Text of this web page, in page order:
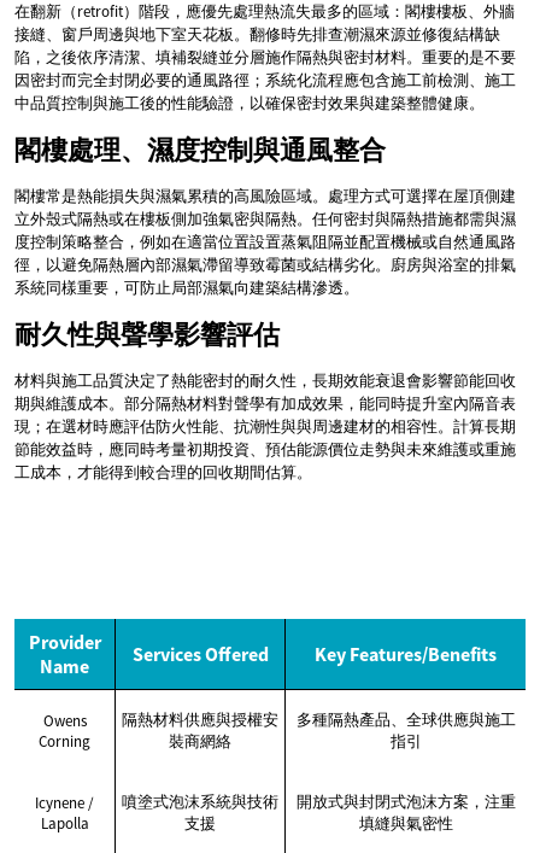
在翻新（retrofit）階段，應優先處理熱流失最多的區域：閣樓樓板、外牆
接縫、窗戶周邊與地下室天花板。翻修時先排查潮濕來源並修復結構缺
陷，之後依序清潔、填補裂縫並分層施作隔熱與密封材料。重要的是不要
因密封而完全封閉必要的通風路徑；系統化流程應包含施工前檢測、施工
中品質控制與施工後的性能驗證，以確保密封效果與建築整體健康。
閣樓處理、濕度控制與通風整合
閣樓常是熱能損失與濕氣累積的高風險區域。處理方式可選擇在屋頂側建
立外殼式隔熱或在樓板側加強氣密與隔熱。任何密封與隔熱措施都需與濕
度控制策略整合，例如在適當位置設置蒸氣阻隔並配置機械或自然通風路
徑，以避免隔熱層內部濕氣滯留導致霉菌或結構劣化。廚房與浴室的排氣
系統同樣重要，可防止局部濕氣向建築結構滲透。
耐久性與聲學影響評估
材料與施工品質決定了熱能密封的耐久性，長期效能衰退會影響節能回收
期與維護成本。部分隔熱材料對聲學有加成效果，能同時提升室內隔音表
現；在選材時應評估防火性能、抗潮性與與周邊建材的相容性。計算長期
節能效益時，應同時考量初期投資、預估能源價位走勢與未來維護或重施
工成本，才能得到較合理的回收期間估算。
Provider
Name
Services Offered Key Features/Benefits
Owens
Corning
隔熱材料供應與授權安
裝商網絡
多種隔熱產品、全球供應與施工
指引
Icynene /
Lapolla
噴塗式泡沫系統與技術
支援
開放式與封閉式泡沫方案，注重
填縫與氣密性